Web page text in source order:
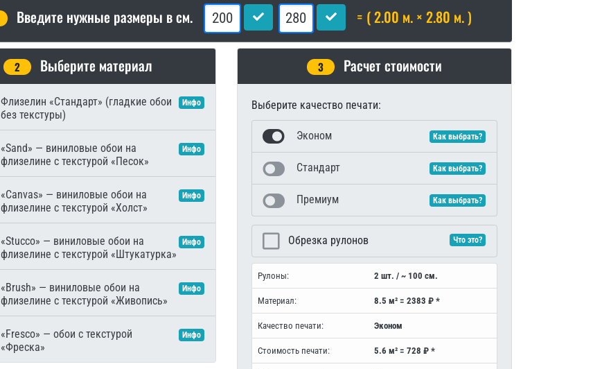
Введите нужные размеры в см. = ( 2.00 м. × 2.80 м. )
2 Выберите материал
Флизелин «Стандарт» (гладкие обои
без текстуры)
Инфо
«Sand» — виниловые обои на
флизелине с текстурой «Песок»
Инфо
«Canvas» — виниловые обои на
флизелине с текстурой «Холст»
Инфо
«Stucco» — виниловые обои на
флизелине с текстурой «Штукатурка»
Инфо
«Brush» — виниловые обои на
флизелине с текстурой «Живопись»
Инфо
«Fresco» — обои с текстурой
«Фреска»
Инфо
3 Расчет стоимости
Выберите качество печати:
Эконом Как выбрать?
Стандарт Как выбрать?
Премиум Как выбрать?
Обрезка рулонов Что это?
Рулоны: 2 шт. / ~ 100 см.
Материал: 8.5 м² = 2383 ₽ *
Качество печати: Эконом
Стоимость печати: 5.6 м² = 728 ₽ *